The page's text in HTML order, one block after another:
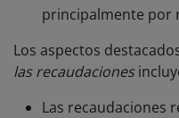
principalmente por
Los aspectos
las recaudaciones
Las recaudaciones